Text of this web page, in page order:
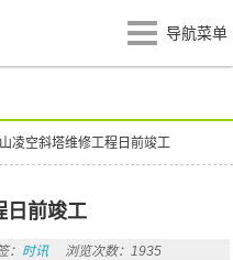
导航菜单
凌空斜塔维修工程日前竣工
日前竣工
： 时讯 浏览次数：1935